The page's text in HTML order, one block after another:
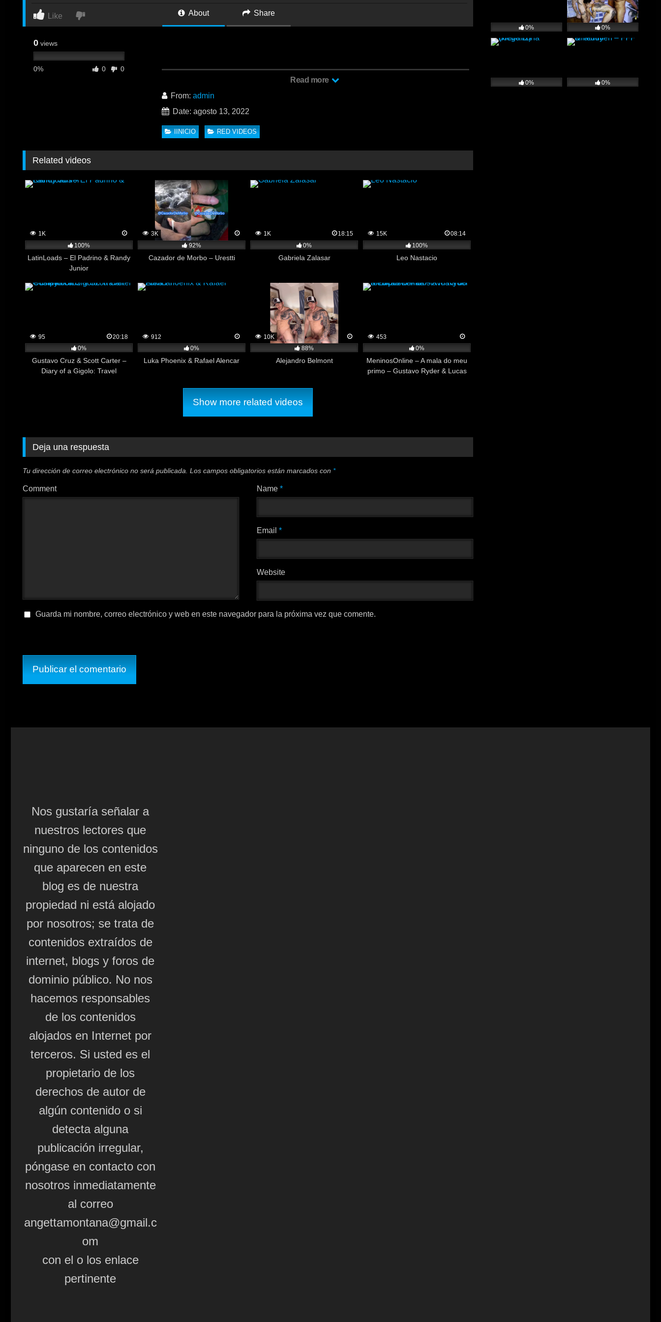
Like About Share
0 views
0% 0 0
NoirMale – Deep Dic & Zario Travezz – I Needed no te pierdas un masaje que termina con una
buena cogida de este macho negro a este pasivo
Read more
From: admin
Date: agosto 13, 2022
IINICIO RED VIDEOS
Related videos
1K
100%
LatinLoads – El Padrino & Randy
Junior
3K
92%
Cazador de Morbo – Urestti
1K
18:15
0%
Gabriela Zalasar
15K
08:14
100%
Leo Nastacio
95
20:18
0%
Gustavo Cruz & Scott Carter –
Diary of a Gigolo: Travel
912
0%
Luka Phoenix & Rafael Alencar
10K
88%
Alejandro Belmont
453
0%
MeninosOnline – A mala do meu
primo – Gustavo Ryder & Lucas
Show more related videos
Deja una respuesta
Tu dirección de correo electrónico no será publicada. Los campos obligatorios están marcados con *
Comment Name*
Email*
Website
Guarda mi nombre, correo electrónico y web en este navegador para la próxima vez que comente.
0% 0%
0% 0%
Nos gustaría señalar a
nuestros lectores que
ninguno de los contenidos
que aparecen en este
blog es de nuestra
propiedad ni está alojado
por nosotros; se trata de
contenidos extraídos de
internet, blogs y foros de
dominio público. No nos
hacemos responsables
de los contenidos
alojados en Internet por
terceros. Si usted es el
propietario de los
derechos de autor de
algún contenido o si
detecta alguna
publicación irregular,
póngase en contacto con
nosotros inmediatamente
al correo
angettamontana@gmail.c
om
con el o los enlace
pertinente